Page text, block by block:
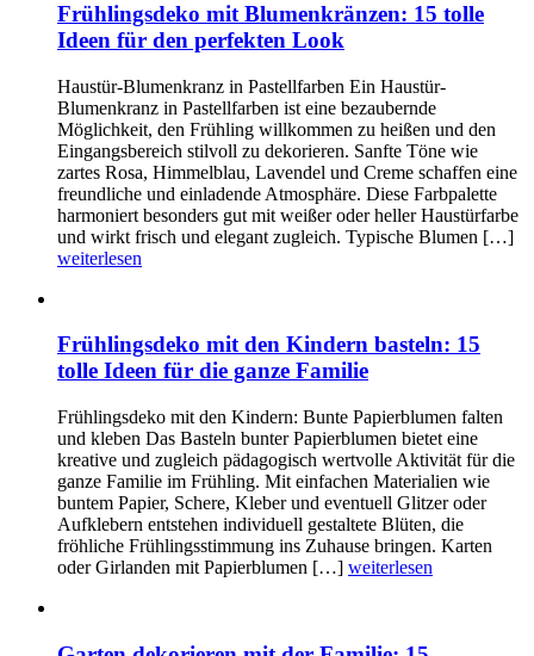
Frühlingsdeko mit Blumenkränzen: 15 tolle
Ideen für den perfekten Look
Haustür-Blumenkranz in Pastellfarben Ein Haustür-
Blumenkranz in Pastellfarben ist eine bezaubernde
Möglichkeit, den Frühling willkommen zu heißen und den
Eingangsbereich stilvoll zu dekorieren. Sanfte Töne wie
zartes Rosa, Himmelblau, Lavendel und Creme schaffen eine
freundliche und einladende Atmosphäre. Diese Farbpalette
harmoniert besonders gut mit weißer oder heller Haustürfarbe
und wirkt frisch und elegant zugleich. Typische Blumen […]
weiterlesen
Frühlingsdeko mit den Kindern basteln: 15
tolle Ideen für die ganze Familie
Frühlingsdeko mit den Kindern: Bunte Papierblumen falten
und kleben Das Basteln bunter Papierblumen bietet eine
kreative und zugleich pädagogisch wertvolle Aktivität für die
ganze Familie im Frühling. Mit einfachen Materialien wie
buntem Papier, Schere, Kleber und eventuell Glitzer oder
Aufklebern entstehen individuell gestaltete Blüten, die
fröhliche Frühlingsstimmung ins Zuhause bringen. Karten
oder Girlanden mit Papierblumen […] weiterlesen